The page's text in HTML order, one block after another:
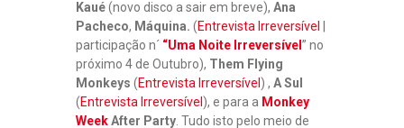
Kaué(novo disco a sair em breve), Ana
Pacheco, Máquina. (Entrevista Irreversível
participação n´ “Uma Noite Irreversível ” no
próximo 4 de Outubro), Them Flying
Monkeys (Entrevista Irreversível ) , A Sul
(Entrevista Irreversível ), e para a Monkey
WeekAfter Party . Tudo isto pelo meio de